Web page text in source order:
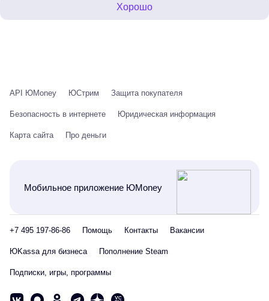
Хорошо
API ЮMoney ЮСтрим Защита покупателя
Безопасность в интернете Юридическая информация
Карта сайта Про деньги
Мобильное приложение ЮMoney
+7 495 197-86-86 Помощь Контакты Вакансии
ЮKassa для бизнеса Пополнение Steam
Подписки, игры, программы